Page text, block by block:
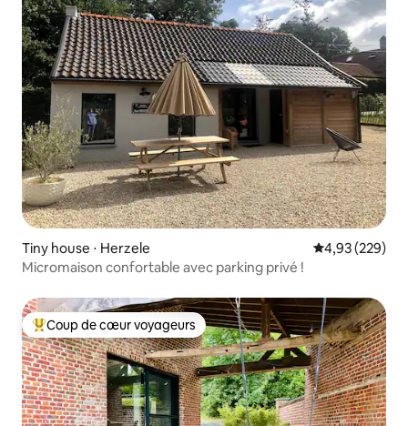
Tiny house ⋅ Herzele Évaluation
4,93 (229)
Micromaison confortable avec parking privé !
Coups de cœur voyageurs les plus appréciés
Coup de cœur voyageurs